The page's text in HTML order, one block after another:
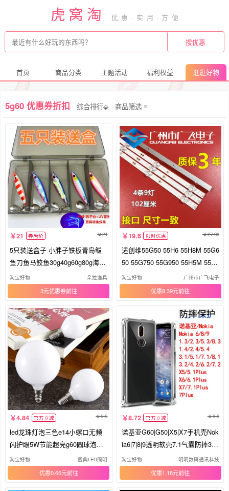
虎窝淘
首页 商品分类 主题活动 福利权益 逛逛好物
5g60 优惠券折扣 综合排行⬙ 商品筛选
21 券后价 24
5只装送盒子 小胖子铁板青岛鲅
鱼刀鱼马鲛鱼30g40g60g80g海钓
船钓
淘宝好物 朵拉渔具
3元优惠券
19.6 限时优惠 27.99
适创维55G50 55H6 55H8M 55G6
50 55G750 55G950 55H5M 55G
60灯条
淘宝好物 广州市广飞电子
优惠8.39元
4.84 官方立减 5.5
led龙珠灯泡三色e14小螺口无频
闪护眼5W节能超亮g60圆球泡暖
白光
淘宝好物 靓典LED照明
优惠0.66元
8.72 官方立减 9.9
诺基亚G60|G50|X5|X7手机壳Nok
ia6|7|8|9透明软壳7.1气囊防摔3.2|
4.2|7.2硅胶套5.3|8.3|1.4|5.4
淘宝好物 明明数码通讯科技
优惠1.18元